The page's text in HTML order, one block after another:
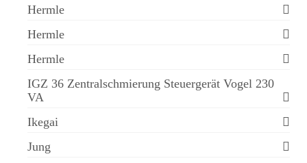
Hermle
Hermle
Hermle
IGZ 36 Zentralschmierung Steuergerät Vogel 230
VA
Ikegai
Jung